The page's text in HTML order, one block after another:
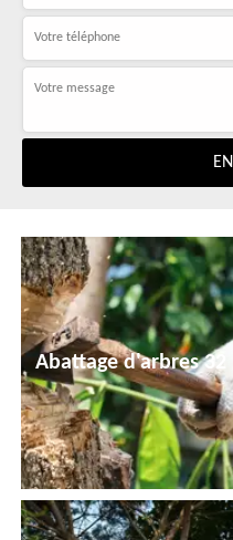
Abattage d'arbres 32